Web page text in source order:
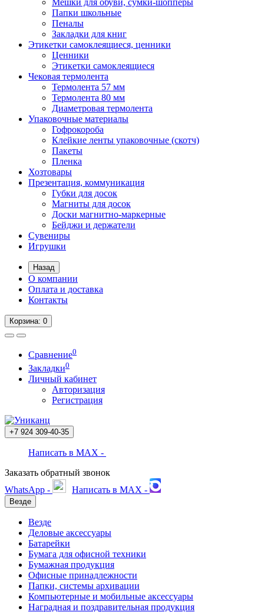
Мешки для обуви, сумки-шопперы
Папки школьные
Пеналы
Закладки для книг
Этикетки самоклеящиеся, ценники
Ценники
Этикетки самоклеящиеся
Чековая термолента
Термолента 57 мм
Термолента 80 мм
Диаметровая термолента
Упаковочные материалы
Гофрокороба
Клейкие ленты упаковочные (скотч)
Пакеты
Пленка
Хозтовары
Презентация, коммуникация
Губки для досок
Магниты для досок
Доски магнитно-маркерные
Бейджи и держатели
Сувениры
Игрушки
Назад
О компании
Оплата и доставка
Контакты
Корзина: 0
Сравнение0
Закладки0
Личный кабинет
Авторизация
Регистрация
+7 924 309-40-35
Написать в MAX -
Заказать обратный звонок
WhatsApp -
Написать в MAX -
Везде
Везде
Деловые аксессуары
Батарейки
Бумага для офисной техники
Бумажная продукция
Офисные принадлежности
Папки, системы архивации
Компьютерные и мобильные аксессуары
Наградная и поздравительная продукция